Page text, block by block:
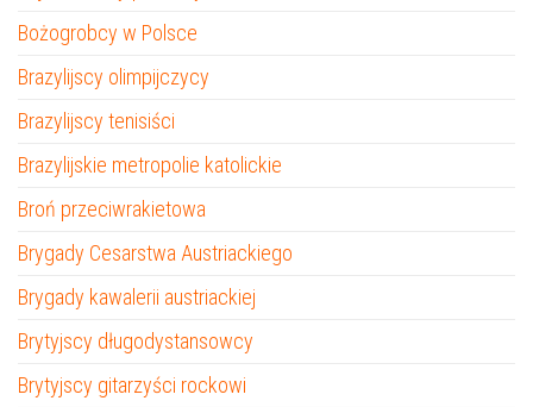
Bożogrobcy w Polsce
Brazylijscy olimpijczycy
Brazylijscy tenisiści
Brazylijskie metropolie katolickie
Broń przeciwrakietowa
Brygady Cesarstwa Austriackiego
Brygady kawalerii austriackiej
Brytyjscy długodystansowcy
Brytyjscy gitarzyści rockowi